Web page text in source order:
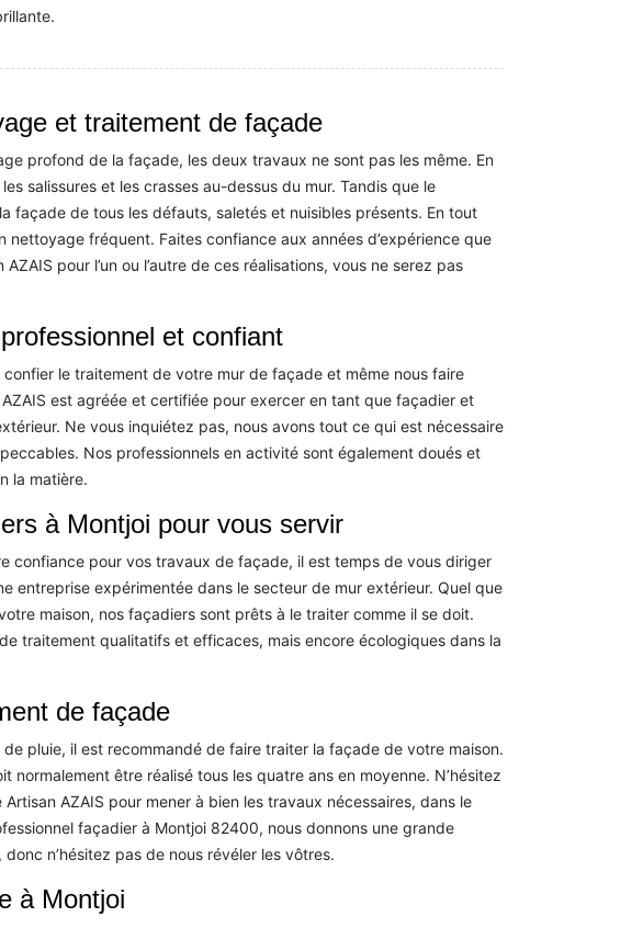
et traitement de façade
profond de la façade, les deux travaux ne sont pas les même. En
salissures et les crasses au-dessus du mur. Tandis que le
façade de tous les défauts, saletés et nuisibles présents. En tout
fréquent. Faites confiance aux années d’expérience que
pour l’un ou l’autre de ces réalisations, vous ne serez pas
et confiant
le traitement de votre mur de façade et même nous faire
est agréée et certifiée pour exercer en tant que façadier et
Ne vous inquiétez pas, nous avons tout ce qui est nécessaire
Nos professionnels en activité sont également doués et
la matière.
à Montjoi pour vous servir
confiance pour vos travaux de façade, il est temps de vous diriger
entreprise expérimentée dans le secteur de mur extérieur. Quel que
maison, nos façadiers sont prêts à le traiter comme il se doit.
traitement qualitatifs et efficaces, mais encore écologiques dans la
de façade
pluie, il est recommandé de faire traiter la façade de votre maison.
normalement être réalisé tous les quatre ans en moyenne. N’hésitez
AZAIS pour mener à bien les travaux nécessaires, dans le
façadier à Montjoi 82400, nous donnons une grande
n’hésitez pas de nous révéler les vôtres.
à Montjoi